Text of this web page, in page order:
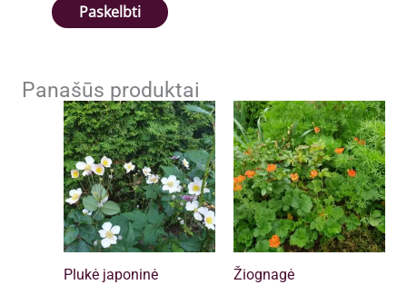
Panašūs produktai
Plukė japoninė Žiognagė